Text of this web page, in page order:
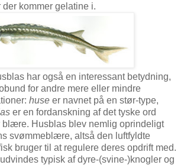
der kommer gelatine i.
har også en interessant betydning,
for andre mere eller mindre
huse er navnet på en stør-type,
er en fordanskning af det tyske ord
blære. Husblas blev nemlig oprindeligt
svømmeblære, altså den luftfyldte
bruger til at regulere deres opdrift med.
typisk af dyre-(svine-)knogler og